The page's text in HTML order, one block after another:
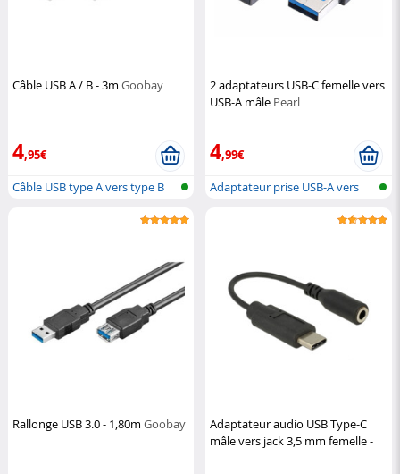
Câble USB A / B - 3m Goobay
4,95€
Câble USB type A vers type B
2 adaptateurs USB-C femelle vers
USB-A mâle Pearl
4,99€
Adaptateur prise USB-A vers
Rallonge USB 3.0 - 1,80m Goobay
Adaptateur audio USB Type-C
mâle vers jack 3,5 mm femelle -